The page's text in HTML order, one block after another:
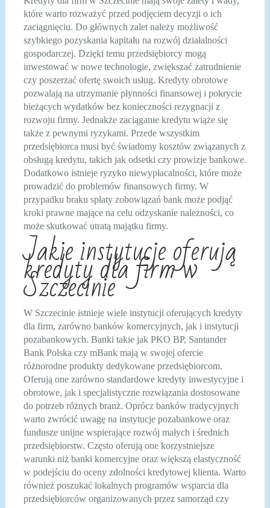
które warto rozważyć przed podjęciem decyzji o ich
zaciągnięciu. Do głównych zalet należy możliwość
szybkiego pozyskania kapitału na rozwój działalności
gospodarczej. Dzięki temu przedsiębiorcy mogą
inwestować w nowe technologie, zwiększać zatrudnienie
czy poszerzać ofertę swoich usług. Kredyty obrotowe
pozwalają na utrzymanie płynności finansowej i pokrycie
bieżących wydatków bez konieczności rezygnacji z
rozwoju firmy. Jednakże zaciąganie kredytu wiąże się
także z pewnymi ryzykami. Przede wszystkim
przedsiębiorca musi być świadomy kosztów związanych z
obsługą kredytu, takich jak odsetki czy prowizje bankowe.
Dodatkowo istnieje ryzyko niewypłacalności, które może
prowadzić do problemów finansowych firmy. W
przypadku braku spłaty zobowiązań bank może podjąć
kroki prawne mające na celu odzyskanie należności, co
może skutkować utratą majątku firmy.
Jakie instytucje oferują
kredyty dla firm w
Szczecinie
W Szczecinie istnieje wiele instytucji oferujących kredyty
dla firm, zarówno banków komercyjnych, jak i instytucji
pozabankowych. Banki takie jak PKO BP, Santander
Bank Polska czy mBank mają w swojej ofercie
różnorodne produkty dedykowane przedsiębiorcom.
Oferują one zarówno standardowe kredyty inwestycyjne i
obrotowe, jak i specjalistyczne rozwiązania dostosowane
do potrzeb różnych branż. Oprócz banków tradycyjnych
warto zwrócić uwagę na instytucje pozabankowe oraz
fundusze unijne wspierające rozwój małych i średnich
przedsiębiorstw. Często oferują one korzystniejsze
warunki niż banki komercyjne oraz większą elastyczność
w podejściu do oceny zdolności kredytowej klienta. Warto
również poszukać lokalnych programów wsparcia dla
przedsiębiorców organizowanych przez samorząd czy